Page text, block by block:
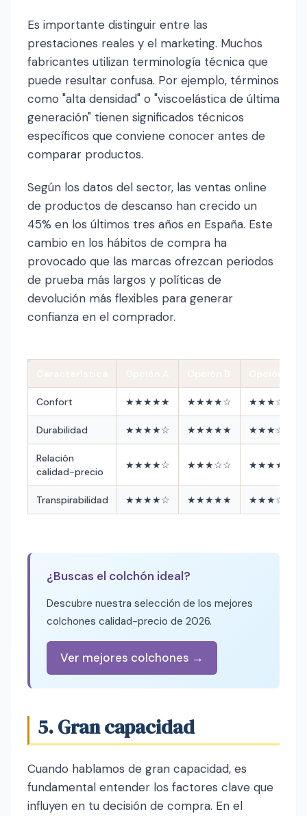
Es importante distinguir entre las
prestaciones reales y el marketing. Muchos
fabricantes utilizan terminología técnica que
puede resultar confusa. Por ejemplo, términos
como "alta densidad" o "viscoelástica de última
generación" tienen significados técnicos
específicos que conviene conocer antes de
comparar productos.
Según los datos del sector, las ventas online
de productos de descanso han crecido un
45% en los últimos tres años en España. Este
cambio en los hábitos de compra ha
provocado que las marcas ofrezcan periodos
de prueba más largos y políticas de
devolución más flexibles para generar
confianza en el comprador.
Confort ★★★★★ ★★★★☆ ★★★☆☆
Durabilidad ★★★★☆ ★★★★★ ★★★☆☆
Relación
calidad-precio
★★★★☆ ★★★☆☆ ★★★★★
Transpirabilidad ★★★★☆ ★★★★★ ★★★☆☆
¿Buscas el colchón ideal?
Descubre nuestra selección de los mejores
colchones calidad-precio de 2026.
Ver mejores colchones →
5. Gran capacidad
Cuando hablamos de gran capacidad, es
fundamental entender los factores clave que
influyen en tu decisión de compra. En el